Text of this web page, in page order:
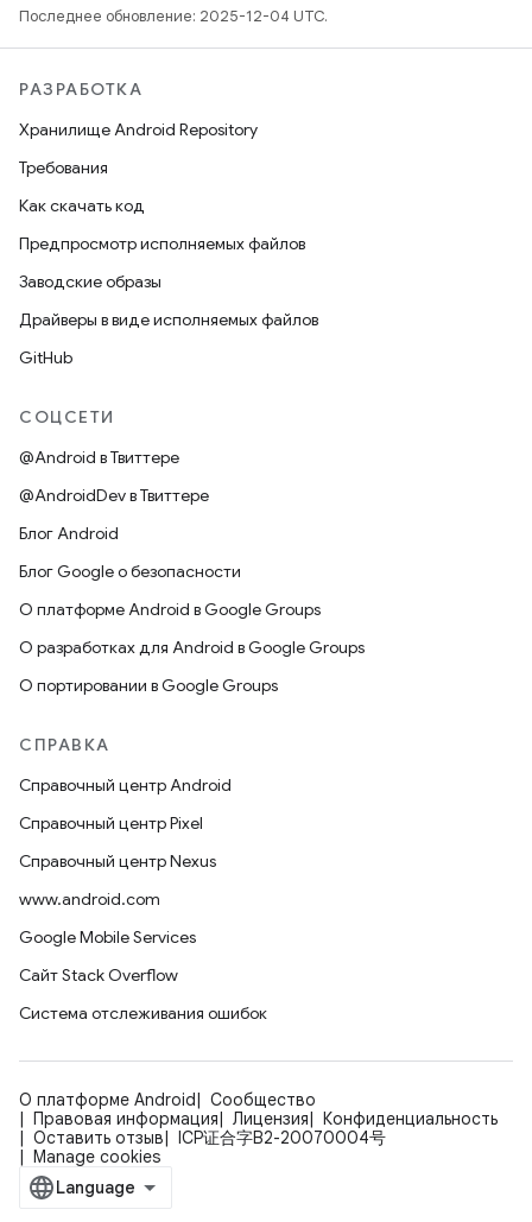
Последнее обновление: 2025-12-04 UTC.
РАЗРАБОТКА
Хранилище Android Repository
Требования
Как скачать код
Предпросмотр исполняемых файлов
Заводские образы
Драйверы в виде исполняемых файлов
GitHub
СОЦСЕТИ
@Android в Твиттере
@AndroidDev в Твиттере
Блог Android
Блог Google о безопасности
О платформе Android в Google Groups
О разработках для Android в Google Groups
О портировании в Google Groups
СПРАВКА
Справочный центр Android
Справочный центр Pixel
Справочный центр Nexus
www.android.com
Google Mobile Services
Сайт Stack Overflow
Система отслеживания ошибок
О платформе Android
Сообщество
Правовая информация
Лицензия
Конфиденциальность
Оставить отзыв
ICP证合字B2-20070004号
Manage cookies